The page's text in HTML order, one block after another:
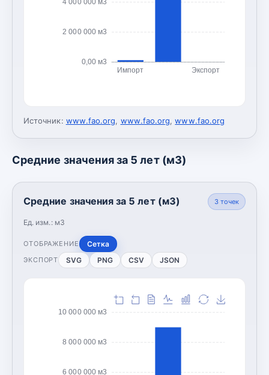
0,00 м3
2 000 000 м3
Импорт Экспорт
Источник: www.fao.org, www.fao.org,www.fao.org
Средние значения за 5 лет (м3)
Средние значения за 5 лет (м3)
Ед. изм.: м3
3точек
ОТОБРАЖЕНИЕ Сетка
ЭКСПОРТ SVG PNG CSV JSON
6 000 000 м3
8 000 000 м3
10 000 000 м3